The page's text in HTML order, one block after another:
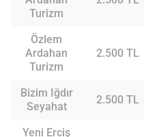
Turizm
Özlem
Ardahan
Turizm
2.500 TL
Bizim Iğdır
Seyahat
2.500 TL
Yeni Erciş